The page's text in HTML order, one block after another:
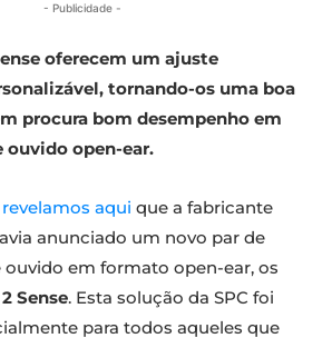
- Publicidade -
oferecem um ajuste
tornando-os uma boa
procura bom desempenho em
ouvido open-ear.
revelamos aqui que a fabricante
anunciado um novo par de
ouvido em formato open-ear, os
Sense. Esta solução da SPC foi
para todos aqueles que